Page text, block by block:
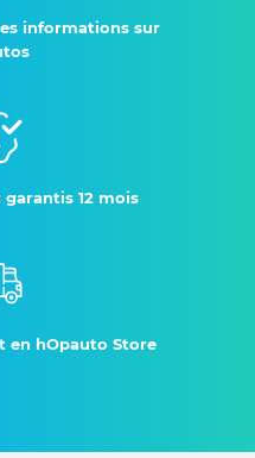
informations sur
garantis 12 mois
en hOpauto Store